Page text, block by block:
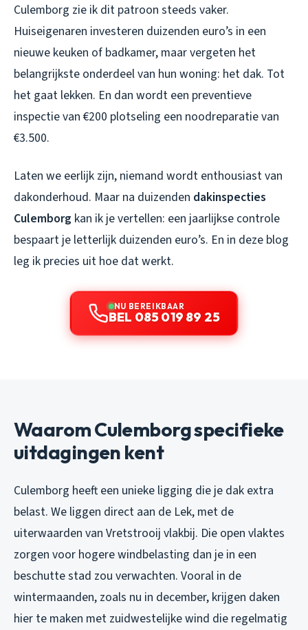
Culemborg zie ik dit patroon steeds vaker.
Huiseigenaren investeren duizenden euro’s in een
nieuwe keuken of badkamer, maar vergeten het
belangrijkste onderdeel van hun woning: het dak. Tot
het gaat lekken. En dan wordt een preventieve
inspectie van €200 plotseling een noodreparatie van
€3.500.
Laten we eerlijk zijn, niemand wordt enthousiast van
dakonderhoud. Maar na duizenden dakinspecties
Culemborg kan ik je vertellen: een jaarlijkse controle
bespaart je letterlijk duizenden euro’s. En in deze blog
leg ik precies uit hoe dat werkt.
NU BEREIKBAAR
BEL 085 019 89 25
Waarom Culemborg specifieke
uitdagingen kent
Culemborg heeft een unieke ligging die je dak extra
belast. We liggen direct aan de Lek, met de
uiterwaarden van Vretstrooij vlakbij. Die open vlaktes
zorgen voor hogere windbelasting dan je in een
beschutte stad zou verwachten. Vooral in de
wintermaanden, zoals nu in december, krijgen daken
hier te maken met zuidwestelijke wind die regelmatig